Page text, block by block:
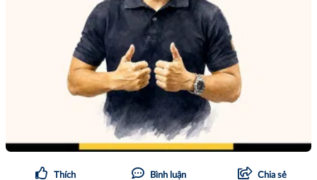
Thích Bình luận Chia sẻ